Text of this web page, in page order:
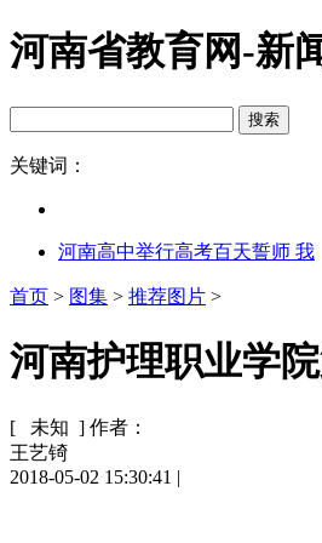
河南省教育网-新
关键词：
河南高中举行高考百天誓师 我
首页 > 图集 > 推荐图片 >
河南护理职业学
[ 未知 ] 作者：
王艺锜
2018-05-02 15:30:41 |